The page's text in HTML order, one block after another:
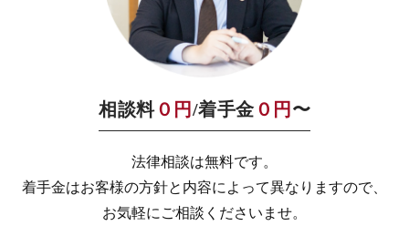
相談料０円/着手金 ０円 〜
法律相談は無料です。
着手金はお客様の方針と内容によって異なりますので、
お気軽にご相談くださいませ。